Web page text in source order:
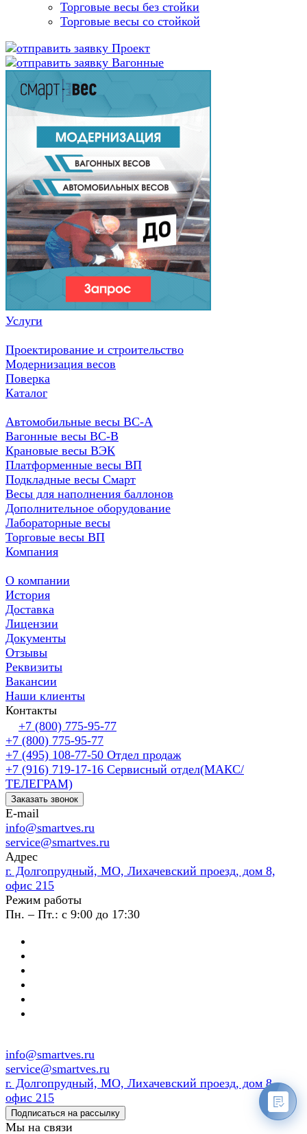
Торговые весы без стойки
Торговые весы со стойкой
Услуги
Проектирование и строительство
Модернизация весов
Поверка
Каталог
Автомобильные весы ВС-А
Вагонные весы ВС-В
Крановые весы ВЭК
Платформенные весы ВП
Подкладные весы Смарт
Весы для наполнения баллонов
Дополнительное оборудование
Лабораторные весы
Торговые весы ВП
Компания
О компании
История
Доставка
Лицензии
Документы
Отзывы
Реквизиты
Вакансии
Наши клиенты
Контакты
+7 (800) 775-95-77
+7 (800) 775-95-77
+7 (495) 108-77-50 Отдел продаж
+7 (916) 719-17-16 Сервисный отдел(МАКС/
ТЕЛЕГРАМ)
Заказать звонок
E-mail
info@smartves.ru
service@smartves.ru
Адрес
г. Долгопрудный, МО, Лихачевский проезд, дом 8,
офис 215
Режим работы
Пн. – Пт.: с 9:00 до 17:30
info@smartves.ru
service@smartves.ru
г. Долгопрудный, МО, Лихачевский проезд, дом 8,
офис 215
Подписаться на рассылку
Мы на связи